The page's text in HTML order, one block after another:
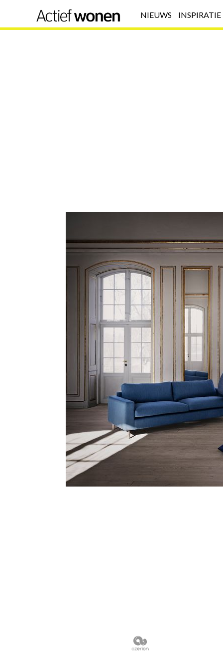
NIEUWS INSPIRATIE